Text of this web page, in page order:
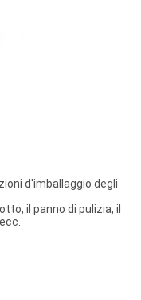
d'imballaggio degli
il panno di pulizia, il